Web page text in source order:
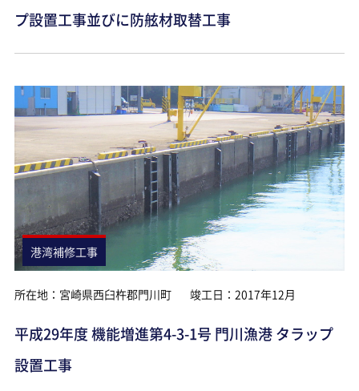
プ設置工事並びに防舷材取替工事
港湾補修工事
所在地：宮崎県西臼杵郡門川町 竣工日：2017年12月
平成29年度 機能増進第4-3-1号 門川漁港 タラップ
設置工事